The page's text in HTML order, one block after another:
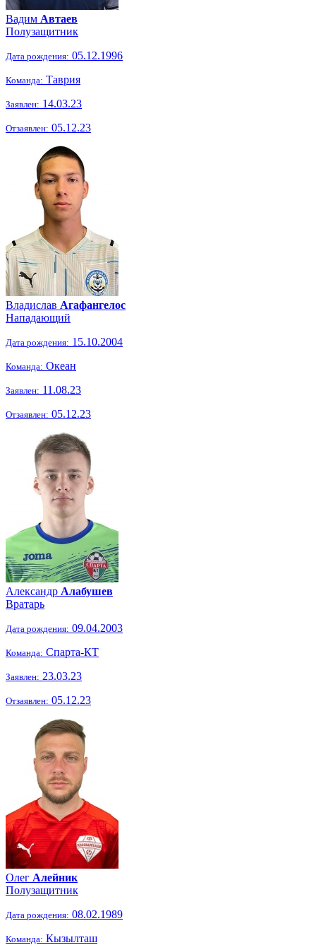
Вадим Автаев
Полузащитник
Дата рождения: 05.12.1996
Команда: Таврия
Заявлен: 14.03.23
Отзаявлен: 05.12.23
Владислав Агафангелос
Нападающий
Дата рождения: 15.10.2004
Команда: Океан
Заявлен: 11.08.23
Отзаявлен: 05.12.23
Александр Алабушев
Вратарь
Дата рождения: 09.04.2003
Команда: Спарта-КТ
Заявлен: 23.03.23
Отзаявлен: 05.12.23
Олег Алейник
Полузащитник
Дата рождения: 08.02.1989
Команда: Кызылташ